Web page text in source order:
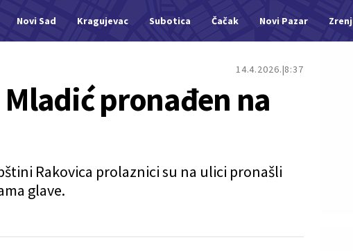
Novi Sad Kragujevac Subotica Čačak Novi Pazar
14.4.2026. 8:37
pronađen na
Rakovica prolaznici su na ulici pronašli
glave.